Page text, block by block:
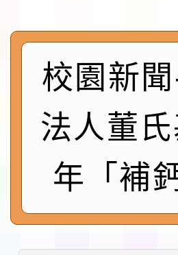
程安排一案
「桃園市
展演活動
請一案
社團法人
026 ART
會」之「
本校115學
第2次招考
告(採1次
0 小時業訓
轉知本市
「115年桃
「114-115
校園新
法人董
年「補